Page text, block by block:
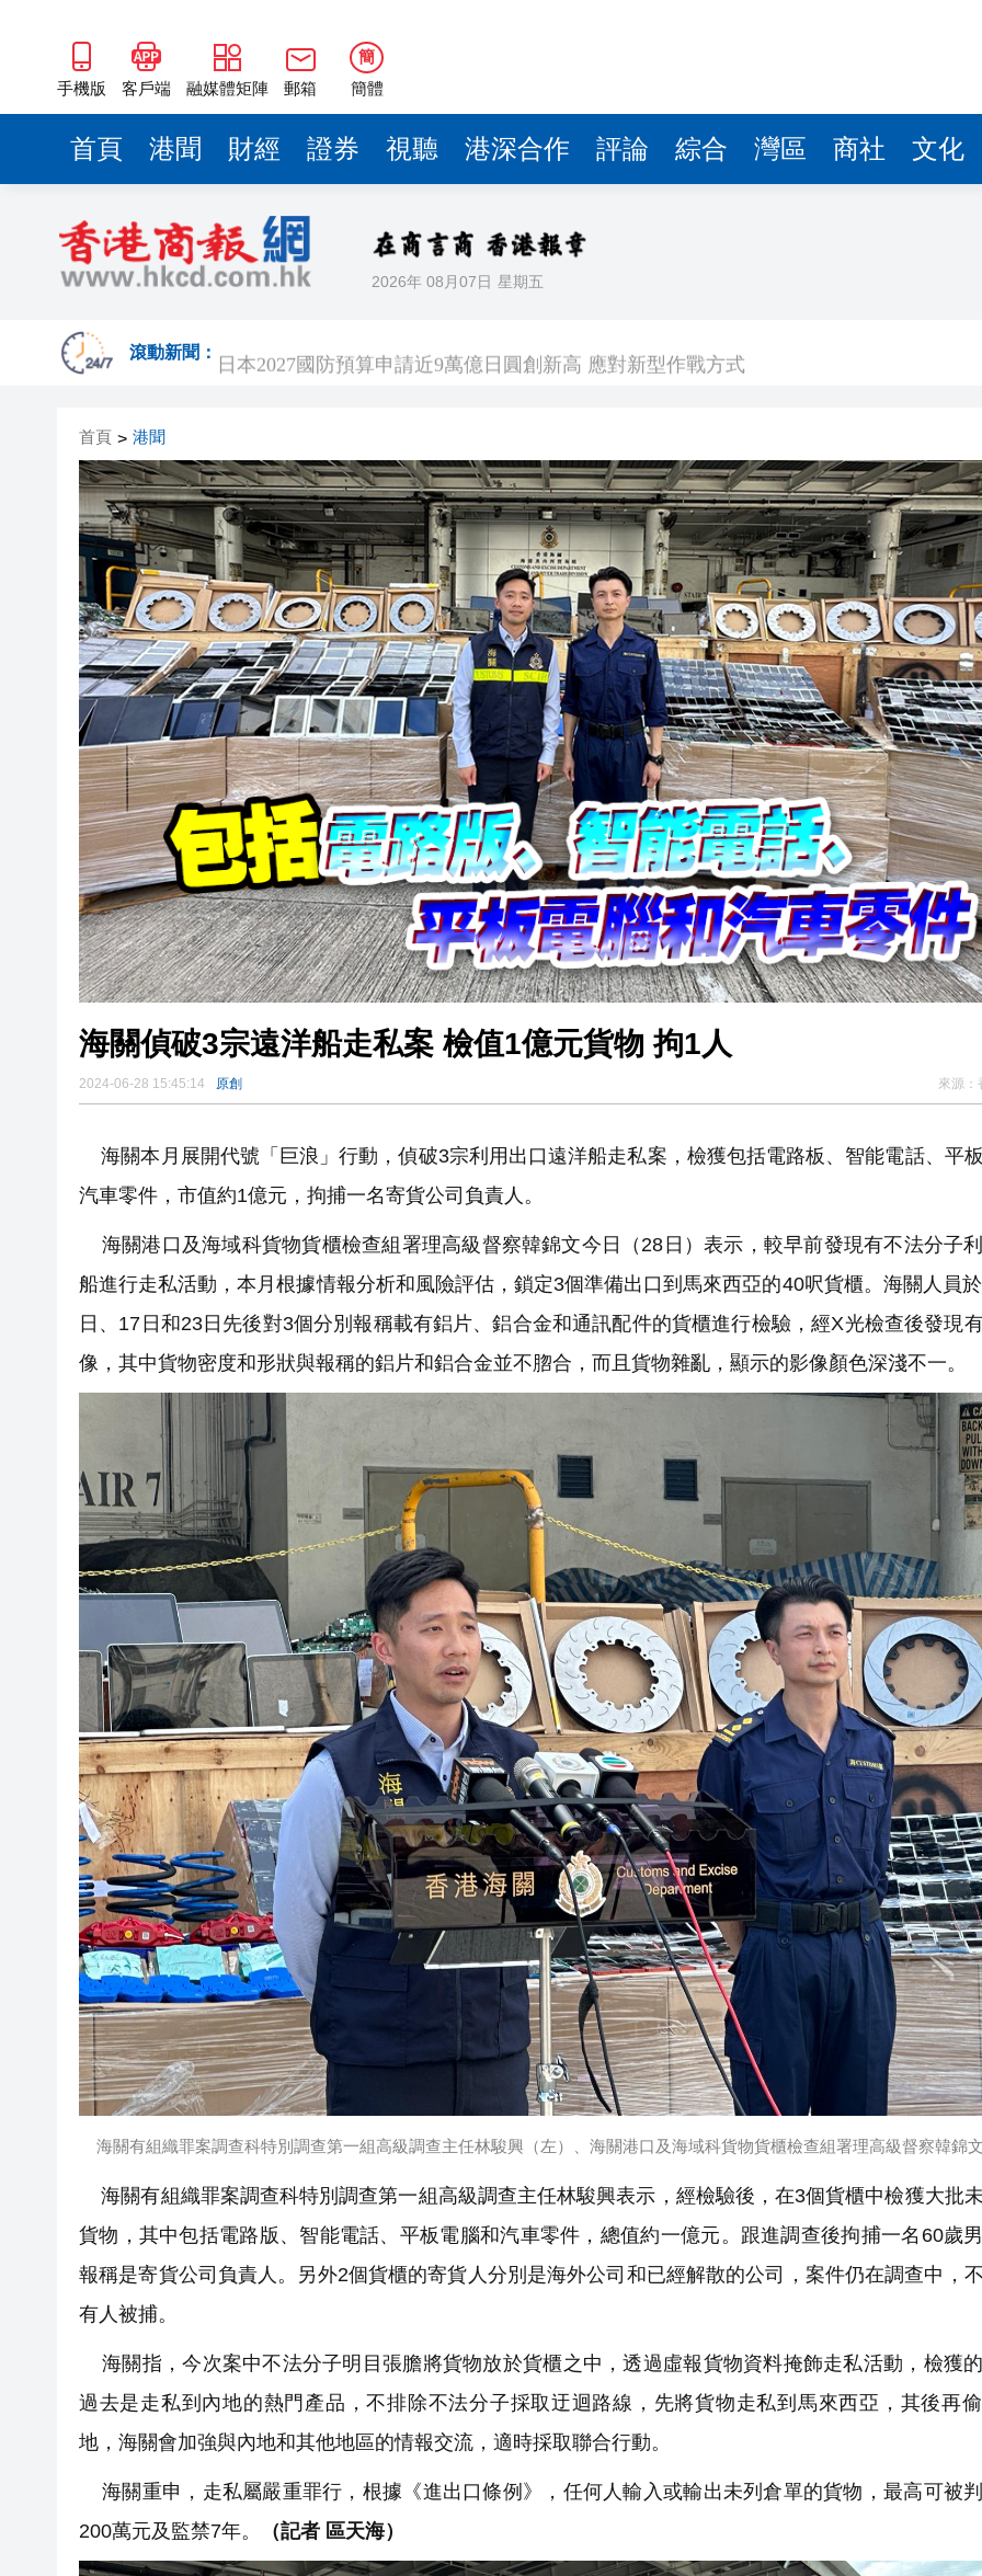
手機版 客戶端 融媒體矩陣 郵箱
簡
簡體
首頁 港聞 財經 證券 視聽 港深合作 評論 綜合 灣區 商社 文化
2026年 08月07日 星期五
滾動新聞： 日本2027國防預算申請近9萬億日圓創新高 應對新型作戰方式
路易斯迪亞斯轟世界波 拜仁2:1挫維拉
有片丨宇樹科技IPO路演現場 CEO王興興發聲：讓人工智能為社會服務
美7月非農職位突轉跌2.3萬 美聯儲減息預期升溫
超多優惠產品集中上線！2026年深圳體育消費嘉年華啟動
首頁 > 港聞
海關偵破3宗遠洋船走私案 檢值1億元貨物 拘1人
2024-06-28 15:45:14 原創 來源：
海關本月展開代號「巨浪」行動，偵破3宗利用出口遠洋船走私案，檢獲包括電路板、智能電話、平
汽車零件，市值約1億元，拘捕一名寄貨公司負責人。
海關港口及海域科貨物貨櫃檢查組署理高級督察韓錦文今日（28日）表示，較早前發現有不法分子
船進行走私活動，本月根據情報分析和風險評估，鎖定3個準備出口到馬來西亞的40呎貨櫃。海關人員
日、17日和23日先後對3個分別報稱載有鋁片、鋁合金和通訊配件的貨櫃進行檢驗，經X光檢查後發現
像，其中貨物密度和形狀與報稱的鋁片和鋁合金並不脗合，而且貨物雜亂，顯示的影像顏色深淺不一。
海關有組織罪案調查科特別調查第一組高級調查主任林駿興（左） 、海關港口及海域科貨物貨櫃檢查組署理高級督察韓錦
海關有組織罪案調查科特別調查第一組高級調查主任林駿興表示，經檢驗後，在3個貨櫃中檢獲大批
貨物，其中包括電路版、智能電話、平板電腦和汽車零件，總值約一億元。跟進調查後拘捕一名60歲
報稱是寄貨公司負責人。另外2個貨櫃的寄貨人分別是海外公司和已經解散的公司，案件仍在調查中，
有人被捕。
海關指，今次案中不法分子明目張膽將貨物放於貨櫃之中，透過虛報貨物資料掩飾走私活動，檢獲
過去是走私到內地的熱門產品，不排除不法分子採取迂迴路線，先將貨物走私到馬來西亞，其後再
地，海關會加強與內地和其他地區的情報交流，適時採取聯合行動。
海關重申，走私屬嚴重罪行，根據《進出口條例》，任何人輸入或輸出未列倉單的貨物，最高可被
200萬元及監禁7年。
（記者 區天海）